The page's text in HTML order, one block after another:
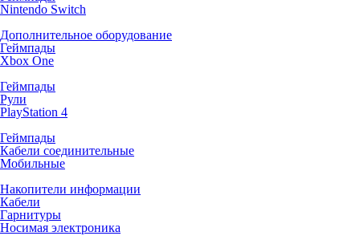
Nintendo Switch
Дополнительное оборудование
Геймпады
Xbox One
Геймпады
Рули
PlayStation 4
Геймпады
Кабели соединительные
Мобильные
Накопители информации
Кабели
Гарнитуры
Носимая электроника